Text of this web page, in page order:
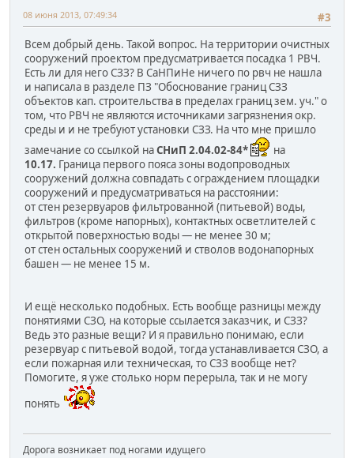
#3
08 июня 2013, 07:49:34
Всем добрый день. Такой вопрос. На территории очистных
сооружений проектом предусматривается посадка 1 РВЧ.
Есть ли для него СЗЗ? В СаНПиНе ничего по рвч не нашла
и написала в разделе ПЗ "Обоснование границ СЗЗ
объектов кап. строительства в пределах границ зем. уч." о
том, что РВЧ не являются источниками загрязнения окр.
среды и и не требуют установки СЗЗ. На что мне пришло
замечание со ссылкой наСНиП 2.04.02-84*
на
10.17. Граница первого пояса зоны водопроводных
сооружений должна совпадать с ограждением площадки
сооружений и предусматриваться на расстоянии:
от стен резервуаров фильтрованной (питьевой) воды,
фильтров (кроме напорных), контактных осветлителей с
открытой поверхностью воды — не менее 30 м;
от стен остальных сооружений и стволов водонапорных
башен — не менее 15 м.
И ещё несколько подобных. Есть вообще разницы между
понятиями СЗО, на которые ссылается заказчик, и СЗЗ?
Ведь это разные вещи? И я правильно понимаю, если
резервуар с питьевой водой, тогда устанавливается СЗО, а
если пожарная или техническая, то СЗЗ вообще нет?
Помогите, я уже столько норм перерыла, так и не могу
понять
Дорога возникает под ногами идущего